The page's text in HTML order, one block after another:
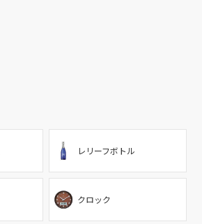
レリーフボトル
クロック